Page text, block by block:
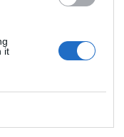
it